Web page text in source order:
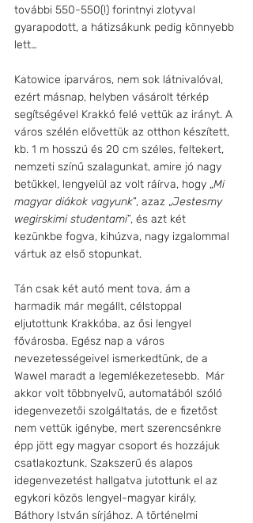
további 550-550(!) forintnyi zlotyval
gyarapodott, a hátizsákunk pedig könnyebb
lett…
Katowice iparváros, nem sok látnivalóval,
ezért másnap, helyben vásárolt térkép
segítségével Krakkó felé vettük az irányt. A
város szélén elővettük az otthon készített,
kb. 1 m hosszú és 20 cm széles, feltekert,
nemzeti színű szalagunkat, amire jó nagy
betűkkel, lengyelül az volt ráírva, hogy „Mi
magyar diákok vagyunk”, azaz „Jestesmy
wegirskimi studentami”, és azt két
kezünkbe fogva, kihúzva, nagy izgalommal
vártuk az első stopunkat.
Tán csak két autó ment tova, ám a
harmadik már megállt, célstoppal
eljutottunk Krakkóba, az ősi lengyel
fővárosba. Egész nap a város
nevezetességeivel ismerkedtünk, de a
Wawel maradt a legemlékezetesebb.  Már
akkor volt többnyelvű, automatából szóló
idegenvezetői szolgáltatás, de e fizetőst
nem vettük igénybe, mert szerencsénkre
épp jött egy magyar csoport és hozzájuk
csatlakoztunk. Szakszerű és alapos
idegenvezetést hallgatva jutottunk el az
egykori közös lengyel-magyar király,
Báthory István sírjához. A történelmi